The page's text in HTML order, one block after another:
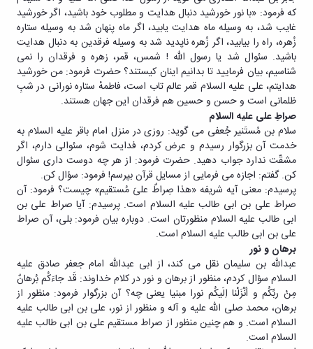
که فرمود: «با نور خورشید دنبال هدایت و مطلوب خود باشید، اگر خورشید
غایب شد، به وسیله ماه هدایت یابید، اگر ماه پنهان شد به وسیله ستاره
زُهره، راه را بیابید، اگر زُهره ناپدید شد به وسیله فرقدین به دنبال هدایت
باشید. سئوال شد یا رسول اللّه ! شمس، قمر، زهره و فرقدان را نمی
شناسیم، بیان فرمایید تا بدانیم اینان کیستند؟ حضرت فرمود: من خورشید
هدایتم، علی علیه السلام قمر عالم تاب است، فاطمهْ ستاره نورانی در شبِ
ظلمانی است و حسن و حسین هم فرقدان این جهان هستند.
صراطِ علی علیه السلام
سلام بن مُستَنیر جُعفی می گوید: روزی در منزل امام باقر علیه السلام به
خدمت آن بزرگوار رسیدم و عرض کردم، فدایت شوم، سئوالی دارم، اگر
مشقّت ندارد جواب دهید. حضرت فرمود: از هر چه دوست داری سئوال
کن. گفتم: اجازه می فرمایی از مسایل قرآن بپرسم! فرمود: سؤال کن.
پرسیدم: معنی آیه شریفه «هذا صِراطٌ علیَ مُستقیم» چیست؟ فرمود: آن
صراط علی بن ابی طالب علیه السلام است. پرسیدم: آیا صراط علی بن
ابی طالب علیه السلام منظورتان است. دوباره بیان فرمود: بلی، آن صراط
علی بن ابی طالب علیه السلام است.
برهان و نور
عبداللّه بن سلیمان نقل می کند، از ابی عبدالله امام جعفر صادق علیه
السلام سؤال کردم، منظور از برهان و نور در کلام خداوند: قَد جاءَکُم بُرهانٌ
مِنْ ربِّکُم و أنْزَلْنا اِلَیکُم نورا مبنیا یعنی چه؟ آن بزرگوار فرمود: منظور از
برهان، محمد صلی الله علیه و آله و منظور از نور، علی بن ابی طالب علیه
السلام است. و هم چنین منظور از صراط مستقیم علی بن ابی طالب علیه
السلام است.